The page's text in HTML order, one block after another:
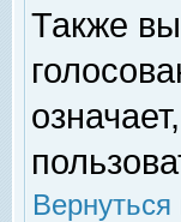
Также
Вернуться